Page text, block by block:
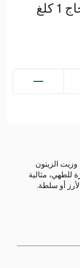
وزيت الزيتون
للطهي، مثالية
أو سلطة.